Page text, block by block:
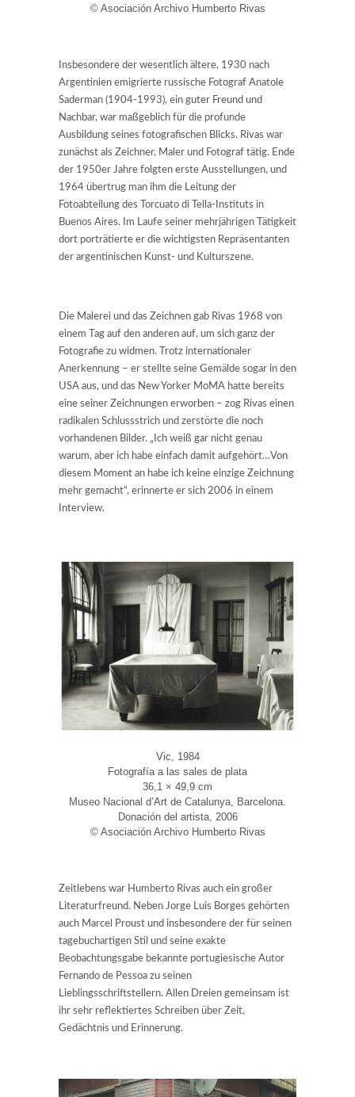
© Asociación Archivo Humberto Rivas
Insbesondere der wesentlich ältere, 1930 nach
Argentinien emigrierte russische Fotograf Anatole
Saderman (1904-1993), ein guter Freund und
Nachbar, war maßgeblich für die profunde
Ausbildung seines fotografischen Blicks. Rivas war
zunächst als Zeichner, Maler und Fotograf tätig. Ende
der 1950er Jahre folgten erste Ausstellungen, und
1964 übertrug man ihm die Leitung der
Fotoabteilung des Torcuato di Tella-Instituts in
Buenos Aires. Im Laufe seiner mehrjährigen Tätigkeit
dort porträtierte er die wichtigsten Repräsentanten
der argentinischen Kunst- und Kulturszene.
Die Malerei und das Zeichnen gab Rivas 1968 von
einem Tag auf den anderen auf, um sich ganz der
Fotografie zu widmen. Trotz internationaler
Anerkennung – er stellte seine Gemälde sogar in den
USA aus, und das New Yorker MoMA hatte bereits
eine seiner Zeichnungen erworben – zog Rivas einen
radikalen Schlussstrich und zerstörte die noch
vorhandenen Bilder. „Ich weiß gar nicht genau
warum, aber ich habe einfach damit aufgehört…Von
diesem Moment an habe ich keine einzige Zeichnung
mehr gemacht“, erinnerte er sich 2006 in einem
Interview.
Vic, 1984
Fotografía a las sales de plata
36,1 × 49,9 cm
Museo Nacional d’Art de Catalunya, Barcelona.
Donación del artista, 2006
© Asociación Archivo Humberto Rivas
Zeitlebens war Humberto Rivas auch ein großer
Literaturfreund. Neben Jorge Luis Borges gehörten
auch Marcel Proust und insbesondere der für seinen
tagebuchartigen Stil und seine exakte
Beobachtungsgabe bekannte portugiesische Autor
Fernando de Pessoa zu seinen
Lieblingsschriftstellern. Allen Dreien gemeinsam ist
ihr sehr reflektiertes Schreiben über Zeit,
Gedächtnis und Erinnerung.